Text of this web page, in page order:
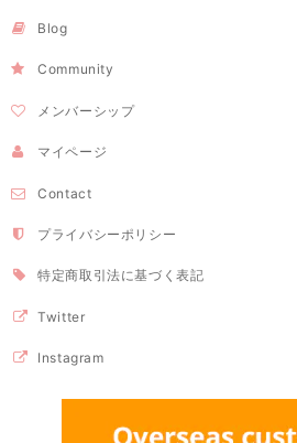
Blog
Community
メンバーシップ
マイページ
Contact
プライバシーポリシー
特定商取引法に基づく表記
Twitter
Instagram